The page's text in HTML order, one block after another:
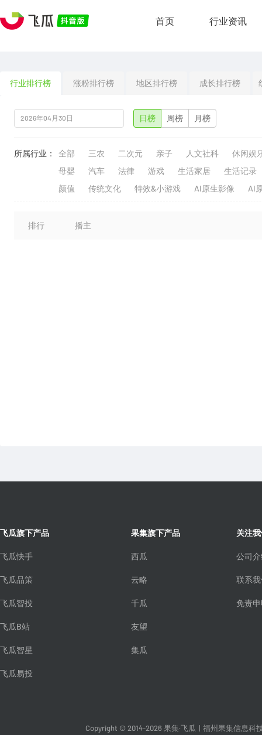
首页 行业资讯
行业排行榜 涨粉排行榜 地区排行榜 成长排行榜
日榜 周榜 月榜
所属行业： 全部 三农 二次元 亲子 人文社科
休闲娱
母婴
汽车 法律 游戏 生活家居
生活记录
颜值
传统文化 特效&小游戏 AI原生影像 AI
排行 播主
飞瓜旗下产品
飞瓜快手
飞瓜品策
飞瓜智投
飞瓜B站
飞瓜智星
飞瓜易投
果集旗下产品
西瓜
云略
千瓜
友望
集瓜
关注
公司
联系
免责
Copyright © 2014-2026 果集·飞瓜 福州果集信息科